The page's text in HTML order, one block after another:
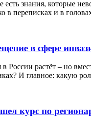
знания, которые
в переписках и в
в сфере
России растёт – но
И главное: какую
курс по